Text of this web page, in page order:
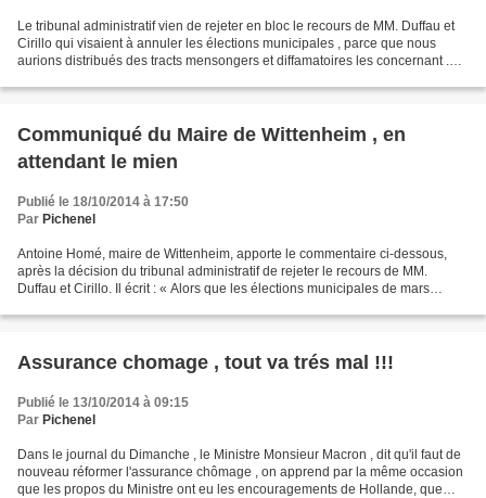
Le tribunal administratif vien de rejeter en bloc le recours de MM. Duffau et
Cirillo qui visaient à annuler les élections municipales , parce que nous
aurions distribués des tracts mensongers et diffamatoires les concernant .
Communiqué du Maire de Wittenheim , en
attendant le mien
Publié le 18/10/2014 à 17:50
Par Pichenel
Antoine Homé, maire de Wittenheim, apporte le commentaire ci-dessous,
après la décision du tribunal administratif de rejeter le recours de MM.
Duffau et Cirillo. Il écrit : « Alors que les élections municipales de mars
Assurance chomage , tout va trés mal !!!
Publié le 13/10/2014 à 09:15
Par Pichenel
Dans le journal du Dimanche , le Ministre Monsieur Macron , dit qu'il faut de
nouveau réformer l'assurance chômage , on apprend par la même occasion
que les propos du Ministre ont eu les encouragements de Hollande, que